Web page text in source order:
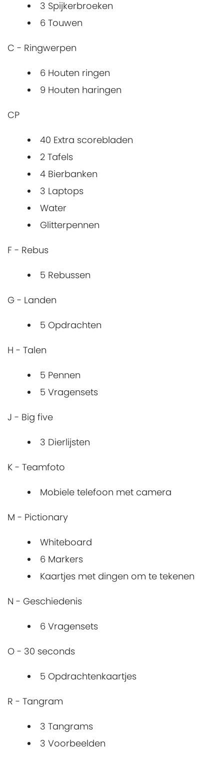
3 Spijkerbroeken
6 Touwen
C - Ringwerpen
6 Houten ringen
9 Houten haringen
CP
40 Extra scorebladen
2 Tafels
4 Bierbanken
3 Laptops
Water
Glitterpennen
F - Rebus
5 Rebussen
G - Landen
5 Opdrachten
H - Talen
5 Pennen
5 Vragensets
J - Big five
3 Dierlijsten
K - Teamfoto
Mobiele telefoon met camera
M - Pictionary
Whiteboard
6 Markers
Kaartjes met dingen om te tekenen
N - Geschiedenis
6 Vragensets
O - 30 seconds
5 Opdrachtenkaartjes
R - Tangram
3 Tangrams
3 Voorbeelden